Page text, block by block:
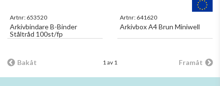
Artnr: 653520
Arkivbindare B-Binder
Ståltråd 100st/fp
Artnr: 641620
Arkivbox A4 Brun Miniwell
Bakåt 1 av 1 Framåt